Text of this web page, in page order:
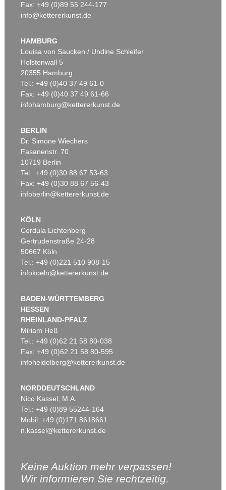
Fax: +49 (0)89 55 244-177
info@kettererkunst.de
HAMBURG
Louisa von Saucken / Undine Schleifer
Holstenwall 5
20355 Hamburg
Tel.: +49 (0)40 37 49 61-0
Fax: +49 (0)40 37 49 61-66
infohamburg@kettererkunst.de
BERLIN
Dr. Simone Wiechers
Fasanenstr. 70
10719 Berlin
Tel.: +49 (0)30 88 67 53-63
Fax: +49 (0)30 88 67 56-43
infoberlin@kettererkunst.de
KÖLN
Cordula Lichtenberg
Gertrudenstraße 24-28
50667 Köln
Tel.: +49 (0)221 510 908-15
infokoeln@kettererkunst.de
BADEN-WÜRTTEMBERG
HESSEN
RHEINLAND-PFALZ
Miriam Heß
Tel.: +49 (0)62 21 58 80-038
Fax: +49 (0)62 21 58 80-595
infoheidelberg@kettererkunst.de
NORDDEUTSCHLAND
Nico Kassel, M.A.
Tel.: +49 (0)89 55244-164
Mobil: +49 (0)171 8618661
n.kassel@kettererkunst.de
Keine Auktion mehr verpassen!
Wir informieren Sie rechtzeitig.